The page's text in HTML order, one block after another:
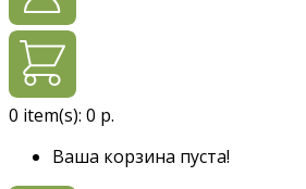
0 item(s): 0 р.
Ваша корзина пуста!